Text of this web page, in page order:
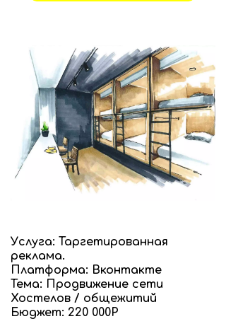
Услуга: Таргетированная
реклама.
Платформа: Вконтакте
Тема: Продвижение сети
Хостелов / общежитий
Бюджет: 220 000Р